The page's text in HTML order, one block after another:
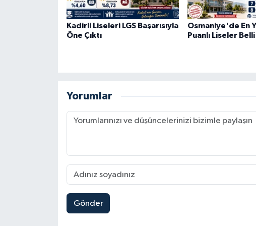
Kadirli Liseleri LGS Başarısıyla
Öne Çıktı
Osmaniye'de En
Puanlı Liseler
Yorumlar
Gönder